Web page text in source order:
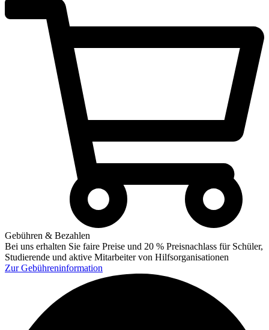
Gebühren & Bezahlen
Bei uns erhalten Sie faire Preise und 20 % Preisnachlass für Schüler,
Studierende und aktive Mitarbeiter von Hilfsorganisationen
ZurGebühreninformation